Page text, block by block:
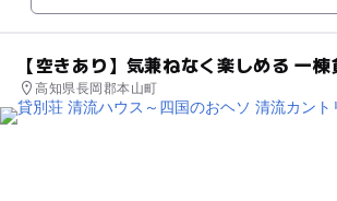
【空きあり】気兼ねなく楽しめる 一
高知県長岡郡本山町